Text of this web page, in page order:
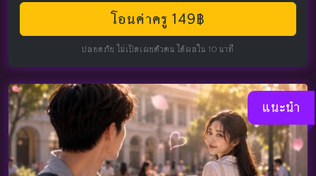
โอนค่าครู 149฿
ปลอดภัย ไม่เปิดเผยตัวตน ได้ผลใน 10 นาที
แนะนำ